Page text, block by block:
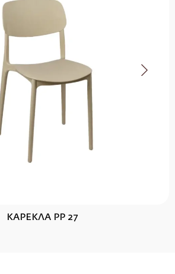
ΚΑΡΕΚΛΑ PP 27